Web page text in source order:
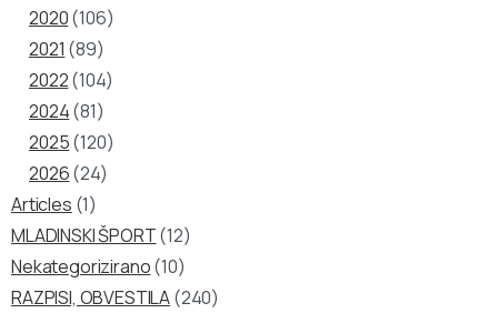
2020(106)
2021 (89)
2022(104)
2024(81)
2025(120)
2026(24)
Articles (1)
MLADINSKI ŠPORT(12)
Nekategorizirano(10)
RAZPISI, OBVESTILA(240)